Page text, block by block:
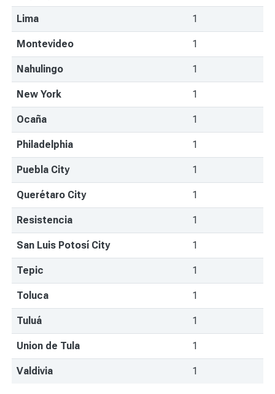
Lima 1
Montevideo 1
Nahulingo 1
New York 1
Ocaña 1
Philadelphia 1
Puebla City 1
Querétaro City 1
Resistencia 1
San Luis Potosí City 1
Tepic 1
Toluca 1
Tuluá 1
Union de Tula 1
Valdivia 1